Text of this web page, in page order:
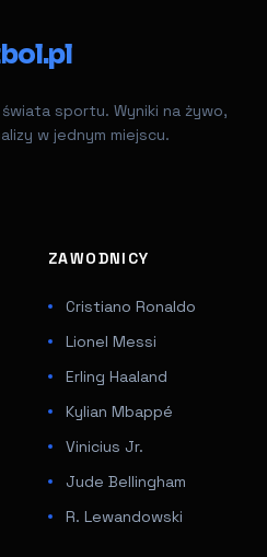
sportu. Wyniki na żywo,
w jednym miejscu.
ZAWODNICY
Cristiano Ronaldo
Lionel Messi
Erling Haaland
Kylian Mbappé
Vinicius Jr.
Jude Bellingham
R. Lewandowski